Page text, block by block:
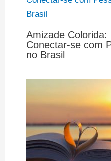
Amizade
Conectar-se com
no Brasil